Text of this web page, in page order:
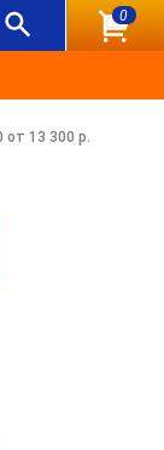
0
от 13 300 р.